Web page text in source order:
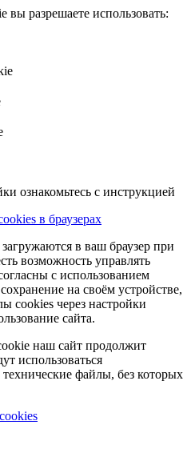
разрешаете использовать:
ознакомьтесь с инструкцией
в браузерах
в ваш браузер при
возможность управлять
с использованием
на своём устройстве,
cookies через настройки
сайта.
наш сайт продолжит
использоваться
файлы, без которых